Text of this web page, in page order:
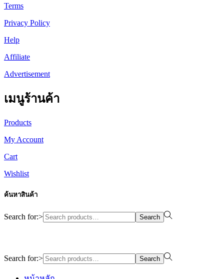
Terms
Privacy Policy
Help
Affiliate
Advertisement
เมนูร้านค้า
Products
My Account
Cart
Wishlist
ค้นหาสินค้า
Search for:> Search
Search for:> Search